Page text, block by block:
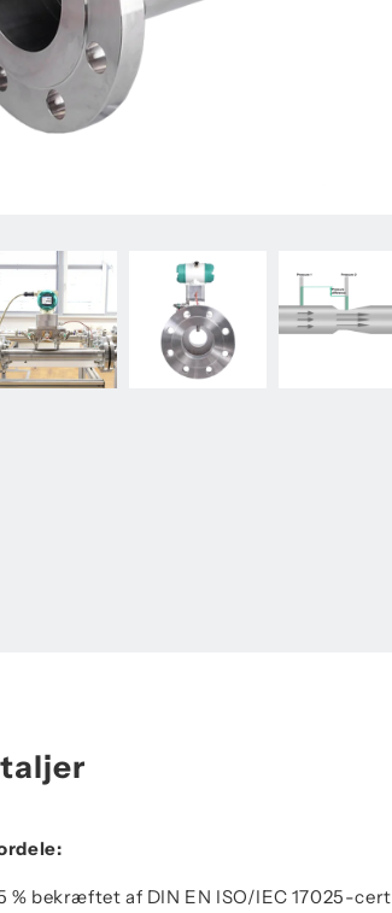
% bekræftet af DIN EN ISO/IEC 17025-